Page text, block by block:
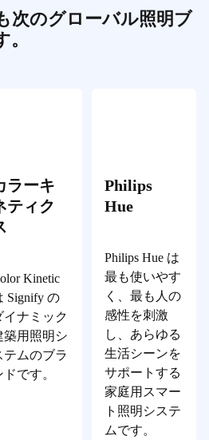
次のグローバル照明ブ
ラーキ
ティク
Kinetic
Signify の
イナミック
築用照明シ
テムのブラ
ドです。
Philips
Hue
Philips Hue は
最も使いやす
く、最も人の
感性を刺激
し、あらゆる
生活シーンを
サポートする
家庭用スマー
ト照明システ
ムです。